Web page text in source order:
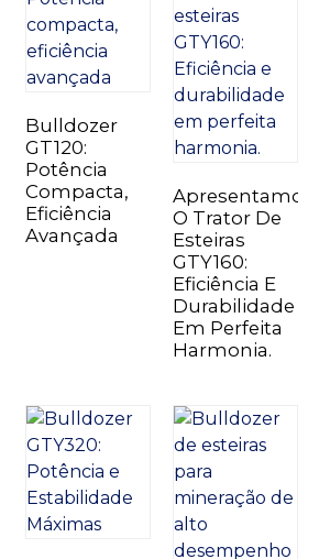
Bulldozer
GT120:
Potência
Compacta,
Eficiência
Avançada
Apresentamos
O Trator De
Esteiras
GTY160:
Eficiência E
Durabilidade
Em Perfeita
Harmonia.